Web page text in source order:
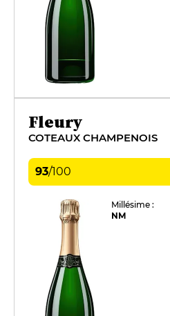
Fleury
COTEAUX CHAMPENOIS
93/100
Millésime :
NM